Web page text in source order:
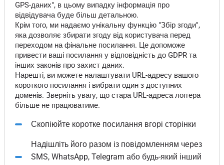
GPS-даних", в цьому випадку інформація про
відвідувача буде більш детальною.
Крім того, ми надаємо унікальну функцію "Збір згоди",
яка дозволяє збирати згоду від користувача перед
переходом на фінальне посилання. Це допоможе
привести ваші посилання у відповідність до GDPR та
інших законів про захист даних.
Нарешті, ви можете налаштувати URL-адресу вашого
короткого посилання і вибрати один з доступних
доменів. Зверніть увагу, що стара URL-адреса логгера
більше не працюватиме.
Скопіюйте коротке посилання вгорі сторінки
Надішліть його разом із повідомленням через
SMS, WhatsApp, Telegram або будь-який інший